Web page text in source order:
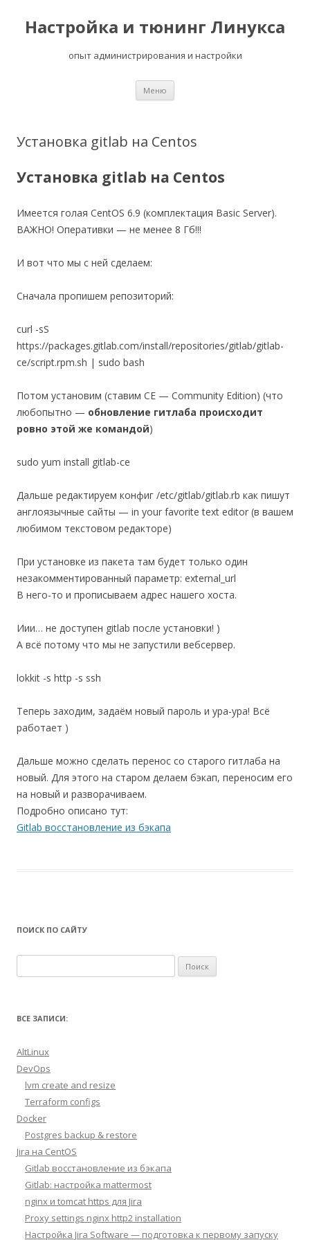
Настройка и тюнинг Линукса
опыт администрирования и настройки
Меню
Установка gitlab на Centos
Установка gitlab на Centos
Имеется голая CentOS 6.9 (комплектация Basic Server).
ВАЖНО! Оперативки — не менее 8 Гб!!!
И вот что мы с ней сделаем:
Сначала пропишем репозиторий:
curl -sS
https://packages.gitlab.com/install/repositories/gitlab/gitlab-
ce/script.rpm.sh | sudo bash
Потом установим (ставим CE — Community Edition) (что
любопытно — обновление гитлаба происходит
ровно этой же командой)
sudo yum install gitlab-ce
Дальше редактируем конфиг /etc/gitlab/gitlab.rb как пишут
англоязычные сайты — in your favorite text editor (в вашем
любимом текстовом редакторе)
При установке из пакета там будет только один
незакомментированный параметр: external_url
В него-то и прописываем адрес нашего хоста.
Иии… не доступен gitlab после установки! )
А всё потому что мы не запустили вебсервер.
lokkit -s http -s ssh
Теперь заходим, задаём новый пароль и ура-ура! Всё
работает )
Дальше можно сделать перенос со старого гитлаба на
новый. Для этого на старом делаем бэкап, переносим его
на новый и разворачиваем.
Подробно описано тут:
Gitlab восстановление из бэкапа
ПОИСК ПО САЙТУ
ВСЕ ЗАПИСИ:
AltLinux
DevOps
lvm create and resize
Terraform configs
Docker
Postgres backup & restore
Jira на CentOS
Gitlab восстановление из бэкапа
Gitlab: настройка mattermost
nginx и tomcat https для Jira
Proxy settings nginx http2 installation
Настройка Jira Software — подготовка к первому запуску